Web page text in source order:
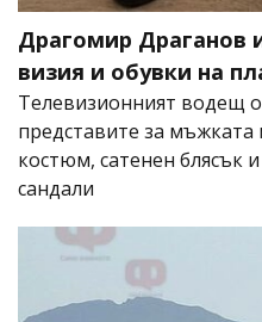
Драгомир Драганов
визия и обувки на
Телевизионният водещ
представите за
костюм, сатенен блясък
сандали